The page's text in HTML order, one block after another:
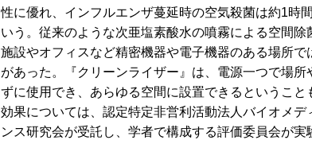
性に優れ、インフルエンザ蔓延時の空気殺菌は約1時
いう。従来のような次亜塩素酸水の噴霧による空間除
施設やオフィスなど精密機器や電子機器のある場所で
があった。『クリーンライザー』は、電源一つで場所
ずに使用でき、あらゆる空間に設置できるということ
効果については、認定特定非営利活動法人バイオメデ
ンス研究会が受託し、学者で構成する評価委員会が実